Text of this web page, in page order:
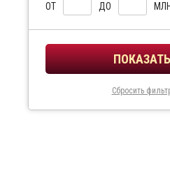
ОТ ДО
Сбросить